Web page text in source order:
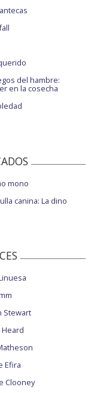
del hambre:
en la cosecha
mono
canina: La dino
Stewart
Efira
Clooney